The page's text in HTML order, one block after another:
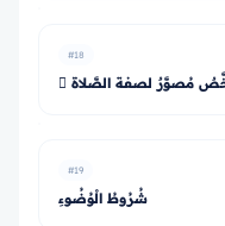
#18
#19
شُرُوطُ الْوُضُوءِ